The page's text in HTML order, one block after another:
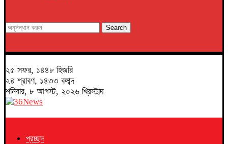
Search
২৫ সফর, ১৪৪৮ হিজরি
২৪ শ্রাবণ, ১৪৩৩ বঙ্গাব্দ
শনিবার, ৮ আগস্ট, ২০২৬ খ্রিস্টাব্দ
প্রচ্ছদ